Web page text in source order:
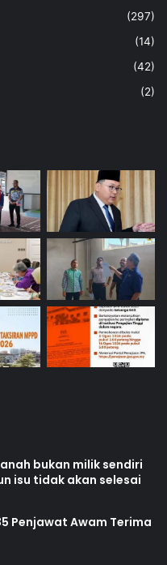
(297)
(14)
(42)
(2)
bukan milik sendiri
isu tidak akan selesai
Penjawat Awam Terima